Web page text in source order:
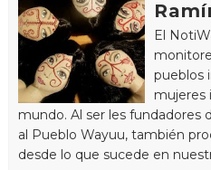
El
pueblos
mujeres
mundo. Al ser les
al Pueblo Wayuu, también
desde lo que sucede en